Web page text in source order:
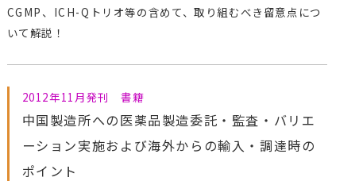
CGMP、ICH-Qトリオ等の含めて、取り組むべき留意点につ
いて解説！
2012年11月発刊 書籍
中国製造所への医薬品製造委託・監査・バリエ
ーション実施および海外からの輸入・調達時の
ポイント